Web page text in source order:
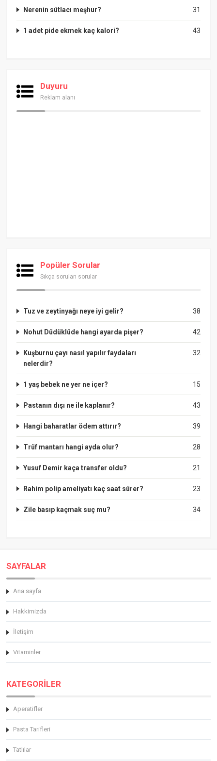
31
Nerenin sütlacı meşhur?
43
1 adet pide ekmek kaç kalori?
Duyuru
Reklam alanı
Popüler Sorular
Sıkça sorulan sorular
38
Tuz ve zeytinyağı neye iyi gelir?
42
Nohut Düdüklüde hangi ayarda pişer?
32
Kuşburnu çayı nasıl yapılır faydaları
nelerdir?
15
1 yaş bebek ne yer ne içer?
43
Pastanın dışı ne ile kaplanır?
39
Hangi baharatlar ödem attırır?
28
Trüf mantarı hangi ayda olur?
21
Yusuf Demir kaça transfer oldu?
23
Rahim polip ameliyatı kaç saat sürer?
34
Zile basıp kaçmak suç mu?
SAYFALAR
Ana sayfa
Hakkimizda
İletişim
Vitaminler
KATEGORİLER
Aperatifler
Pasta Tarifleri
Tatlılar